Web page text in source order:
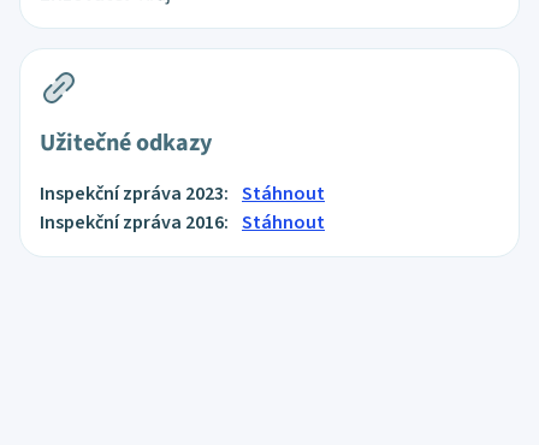
Užitečné odkazy
Inspekční zpráva 2023: Stáhnout
Inspekční zpráva 2016: Stáhnout